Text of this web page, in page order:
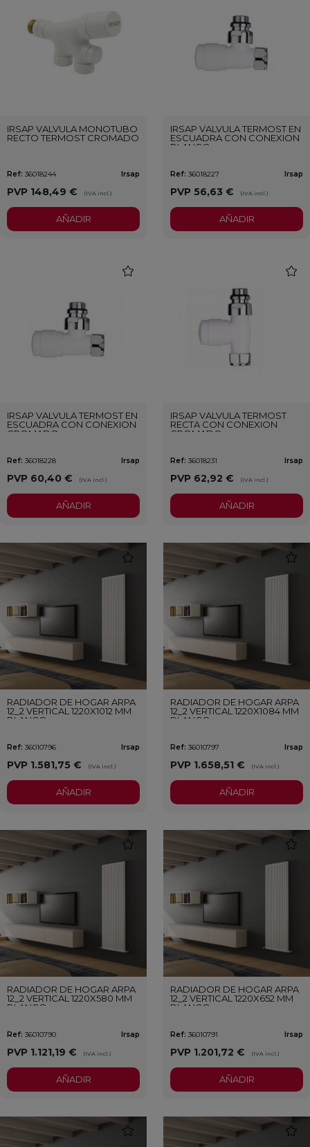
IRSAP VALVULA MONOTUBO
RECTO TERMOST CROMADO
Ref: 36018244 Irsap
PVP 148,49 € (IVA incl.)
AÑADIR
IRSAP VALVULA TERMOST EN
ESCUADRA CON CONEXION
BLANCO
Ref: 36018227 Irsap
PVP 56,63 € (IVA incl.)
AÑADIR
IRSAP VALVULA TERMOST EN
ESCUADRA CON CONEXION
CROMADO
Ref: 36018228 Irsap
PVP 60,40 € (IVA incl.)
AÑADIR
IRSAP VALVULA TERMOST
RECTA CON CONEXION
CROMADO
Ref: 36018231 Irsap
PVP 62,92 € (IVA incl.)
AÑADIR
RADIADOR DE HOGAR ARPA
12_2 VERTICAL 1220X1012 MM
BLANCO
Ref: 36010796 Irsap
PVP 1.581,75 € (IVA incl.)
AÑADIR
RADIADOR DE HOGAR ARPA
12_2 VERTICAL 1220X1084 MM
BLANCO
Ref: 36010797 Irsap
PVP 1.658,51 € (IVA incl.)
AÑADIR
RADIADOR DE HOGAR ARPA
12_2 VERTICAL 1220X580 MM
BLANCO
Ref: 36010790 Irsap
PVP 1.121,19 € (IVA incl.)
AÑADIR
RADIADOR DE HOGAR ARPA
12_2 VERTICAL 1220X652 MM
BLANCO
Ref: 36010791 Irsap
PVP 1.201,72 € (IVA incl.)
AÑADIR